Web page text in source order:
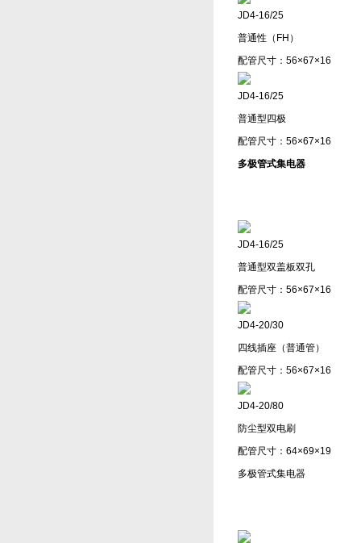
JD4-16/25
普通性（FH）
配管尺寸：56×67×16
JD4-16/25
普通型四极
配管尺寸：56×67×16
多极管式集电器
JD4-16/25
普通型双盖板双孔
配管尺寸：56×67×16
JD4-20/30
四线插座（普通管）
配管尺寸：56×67×16
JD4-20/80
防尘型双电刷
配管尺寸：64×69×19
多极管式集电器